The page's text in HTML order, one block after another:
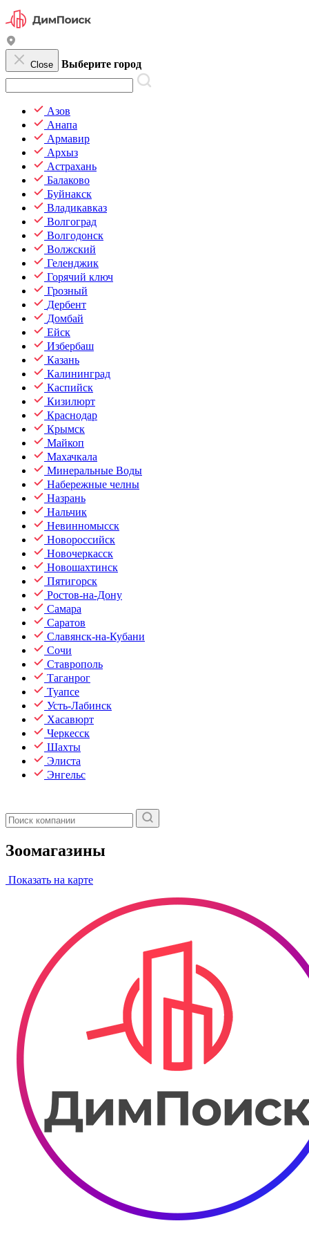
Close Выберите город
Азов
Анапа
Армавир
Архыз
Астрахань
Балаково
Буйнакск
Владикавказ
Волгоград
Волгодонск
Волжский
Геленджик
Горячий ключ
Грозный
Дербент
Домбай
Ейск
Избербаш
Казань
Калининград
Каспийск
Кизилюрт
Краснодар
Крымск
Майкоп
Махачкала
Минеральные Воды
Набережные челны
Назрань
Нальчик
Невинномысск
Новороссийск
Новочеркасск
Новошахтинск
Пятигорск
Ростов-на-Дону
Самара
Саратов
Славянск-на-Кубани
Сочи
Ставрополь
Таганрог
Туапсе
Усть-Лабинск
Хасавюрт
Черкесск
Шахты
Элиста
Энгельс
Зоомагазины
Показать на карте